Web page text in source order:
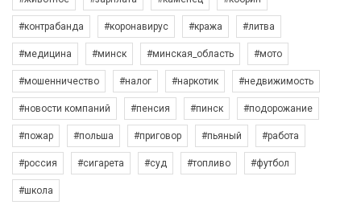
#контрабанда #коронавирус #кража #литва
#медицина #минск #минская_область #мото
#мошенничество #налог #наркотик #недвижимость
#новости компаний #пенсия #пинск #подорожание
#пожар #польша #приговор #пьяный #работа
#россия #сигарета #суд #топливо #футбол
#школа